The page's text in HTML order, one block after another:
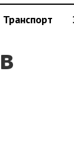
Транспорт